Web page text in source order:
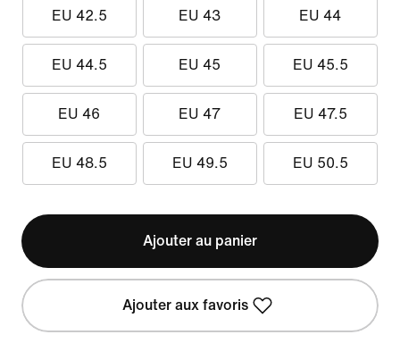
EU 42.5 EU 43 EU 44
EU 44.5 EU 45 EU 45.5
EU 46 EU 47 EU 47.5
EU 48.5 EU 49.5 EU 50.5
Ajouter au panier
Ajouter aux favoris